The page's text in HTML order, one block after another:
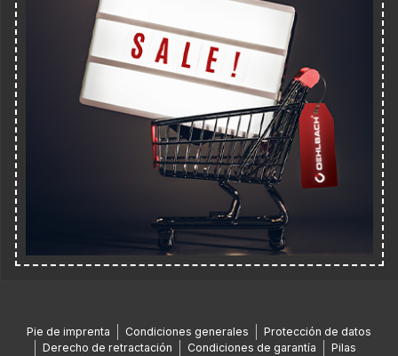
Pie de imprenta Condiciones generales
Protección de datos
Derecho de retractación
Condiciones de garantía
Pilas